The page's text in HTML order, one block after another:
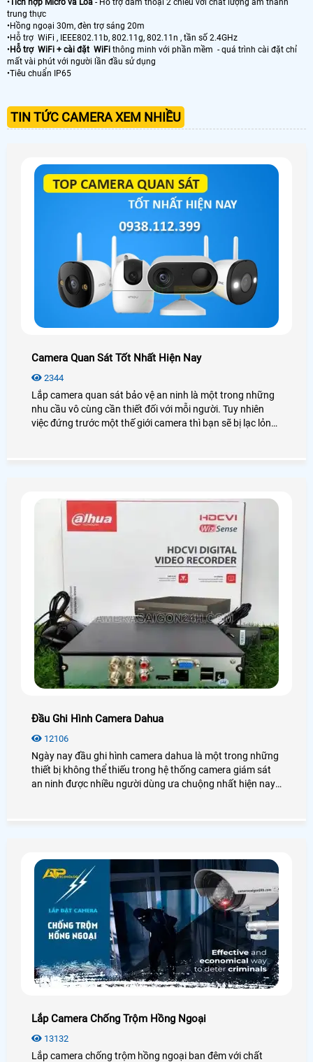
•Tích hợp Micro và Loa - Hỗ trợ đàm thoại 2 chiều với chất lượng âm thanh
trung thực
•Hồng ngoại 30m, đèn trợ sáng 20m
•Hỗ trợ WiFi , IEEE802.11b, 802.11g, 802.11n , tần số 2.4GHz
•Hỗ trợ WiFi + cài đặt WiFi thông minh với phần mềm - quá trình cài đặt chỉ
mất vài phút với người lần đầu sử dụng
•Tiêu chuẩn IP65
TIN TỨC CAMERA XEM NHIỀU
Camera Quan Sát Tốt Nhất Hiện Nay
2344
Lắp camera quan sát bảo vệ an ninh là một trong những
nhu cầu vô cùng cần thiết đối với mỗi người. Tuy nhiên
việc đứng trước một thế giới camera thì bạn sẽ bị lạc lỏng,
Đầu Ghi Hình Camera Dahua
12106
Ngày nay đầu ghi hình camera dahua là một trong những
thiết bị không thể thiếu trong hệ thống camera giám sát
an ninh được nhiều người dùng ưa chuộng nhất hiện nay.
Lắp Camera Chống Trộm Hồng Ngoại
13132
Lắp camera chống trộm hồng ngoại ban đêm với chất